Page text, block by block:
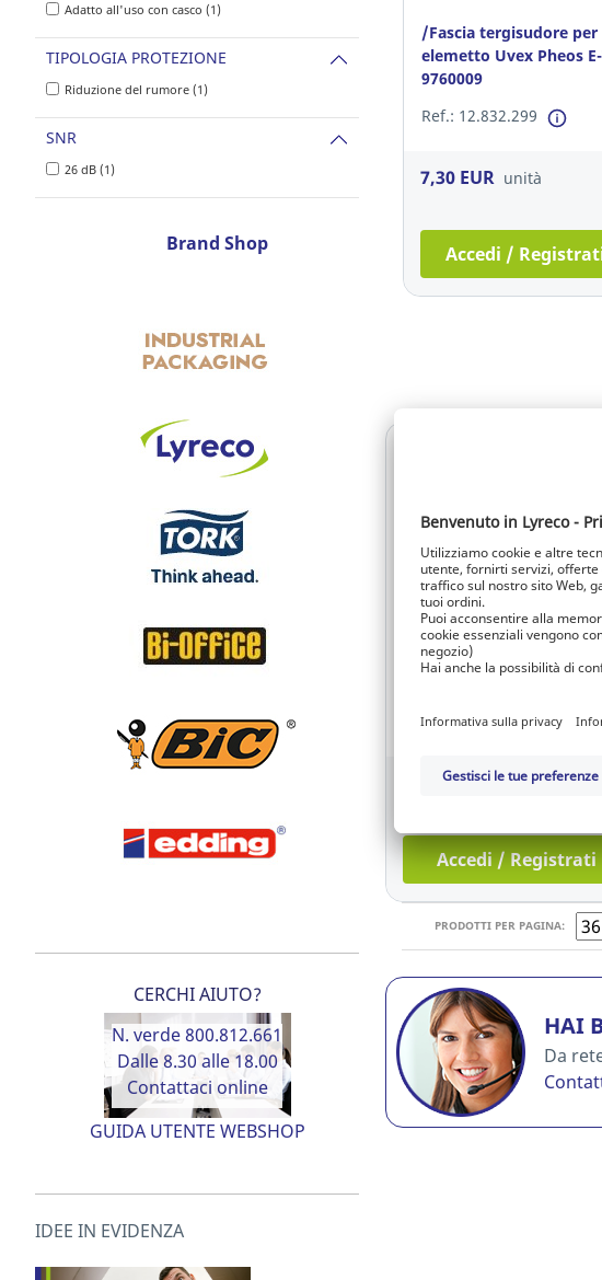
Adatto all'uso con casco (1)
TIPOLOGIA PROTEZIONE
Riduzione del rumore (1)
SNR
26 dB (1)
Brand Shop
CERCHI AIUTO?
N. verde 800.812.661
Dalle 8.30 alle 18.00
Contattaci online
GUIDA UTENTE WEBSHOP
IDEE IN EVIDENZA
/Fascia tergisudore per
elemetto Uvex Pheos
9760009
Ref.: 12.832.299
7,30 EUR unità
Accedi /
opzioni
Guanti monouso Reflexx
nitrile azzurro tg M - conf.
Ref.: 13.207.786
5,43 EUR
Accedi / Registrati
PRODOTTI PER PAGINA:
HAI
Da